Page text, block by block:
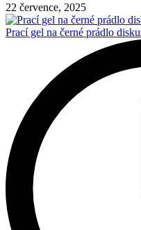
22 července, 2025
Prací gel na černé prádlo